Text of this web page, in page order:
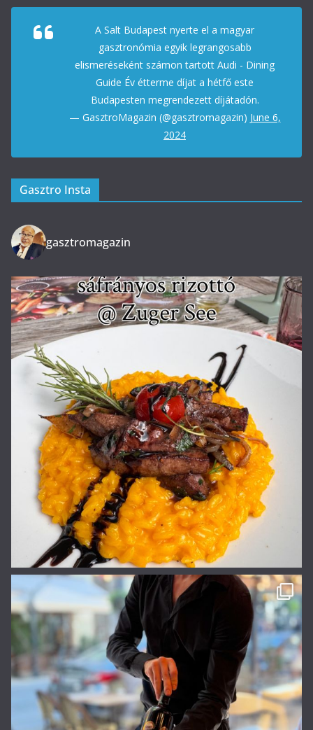
A Salt Budapest nyerte el a magyar
gasztronómia egyik legrangosabb
elismeréseként számon tartott Audi - Dining
Guide Év étterme díjat a hétfő este
Budapesten megrendezett díjátadón.
— GasztroMagazin (@gasztromagazin) June 6,
2024
Gasztro Insta
gasztromagazin